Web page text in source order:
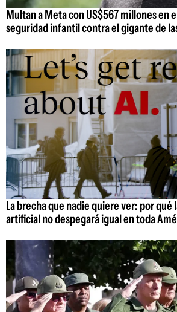
Multan a Meta con US$567 millones en
seguridad infantil contra el gigante de
La brecha que nadie quiere ver: por
artificial no despegará igual en toda